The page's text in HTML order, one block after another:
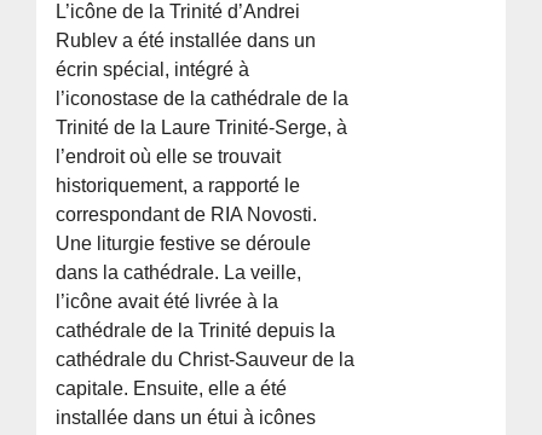
L’icône de la Trinité d’Andrei
Rublev a été installée dans un
écrin spécial, intégré à
l’iconostase de la cathédrale de la
Trinité de la Laure Trinité-Serge, à
l’endroit où elle se trouvait
historiquement, a rapporté le
correspondant de RIA Novosti.
Une liturgie festive se déroule
dans la cathédrale. La veille,
l’icône avait été livrée à la
cathédrale de la Trinité depuis la
cathédrale du Christ-Sauveur de la
capitale. Ensuite, elle a été
installée dans un étui à icônes